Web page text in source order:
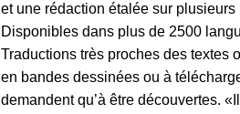
et une rédaction étalée sur
Disponibles dans plus de 2500
Traductions très proches des textes
en bandes dessinées ou à
demandent qu’à être découvertes.